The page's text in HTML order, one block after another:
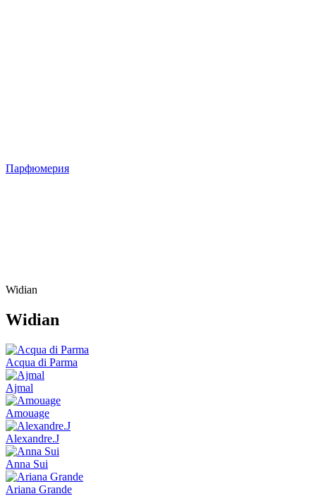
Парфюмерия
Widian
Widian
Acqua di Parma
Ajmal
Amouage
Alexandre.J
Anna Sui
Ariana Grande